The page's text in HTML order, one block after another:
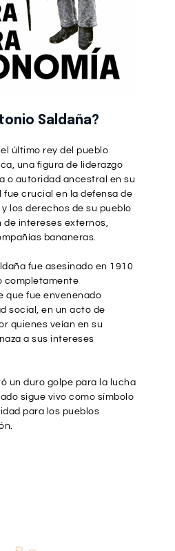
Saldaña?
último rey del pueblo
una figura de liderazgo
o autoridad ancestral en su
fue crucial en la defensa de
los derechos de su pueblo
intereses externos,
bananeras.
fue asesinado en 1910
completamente
que fue envenenado
social, en un acto de
quienes veían en su
a sus intereses
un duro golpe para la lucha
sigue vivo como símbolo
para los pueblos